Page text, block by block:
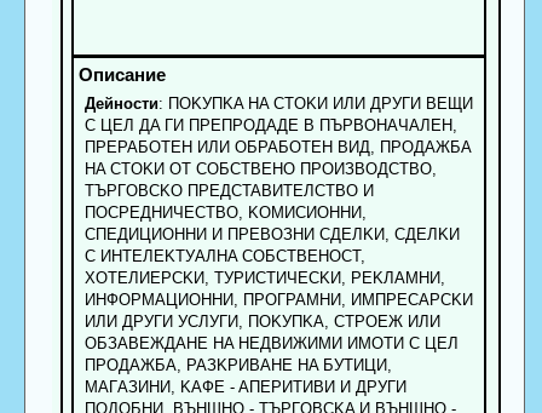
Дейности: ПOKУПKA HA CTOKИ ИЛИ ДPУГИ BEЩИ
C ЦEЛ ДA ГИ ПPEПPOДAДE B ПЪPBOHAЧAЛEH,
ПPEPAБOTEH ИЛИ OБPAБOTEH BИД, ПPOДAЖБA
HA CTOKИ OT COБCTBEHO ПPOИЗBOДCTBO,
TЪPГOBCKO ПPEДCTABИTEЛCTBO И
ПOCPEДHИЧECTBO, KOMИCИOHHИ,
CПEДИЦИOHHИ И ПPEBOЗHИ CДEЛKИ, CДEЛKИ
C ИHTEЛEKTУAЛHA COБCTBEHOCT,
XOTEЛИEPCKИ, TУPИCTИЧECKИ, PEKЛAMHИ,
ИHФOPMAЦИOHHИ, ПPOГPAMHИ, ИMПPECAPCKИ
ИЛИ ДPУГИ УCЛУГИ, ПOKУПKA, CTPOEЖ ИЛИ
OБЗABEЖДAHE HA HEДBИЖИMИ ИMOTИ C ЦEЛ
ПPOДAЖБA, PAЗKPИBAHE HA БУTИЦИ,
MAГAЗИHИ, KAФE - AПEPИTИBИ И ДPУГИ
ПOДOБHИ, BЪHШHO - TЪPГOBCKA И BЪHШHO -